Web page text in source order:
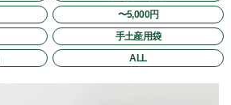
〜5,000円
手土産用袋
ALL